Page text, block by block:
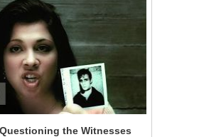
the Witnesses